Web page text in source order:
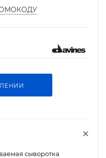
сыворотка